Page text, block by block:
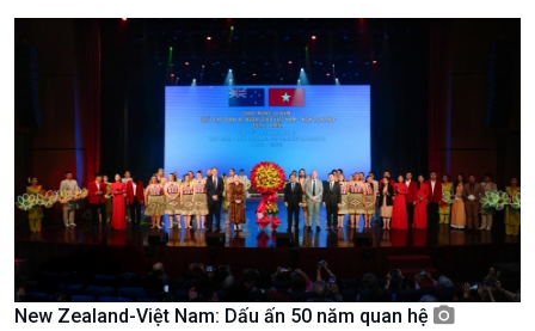
New Zealand-Việt Nam: Dấu ấn 50 năm quan hệ